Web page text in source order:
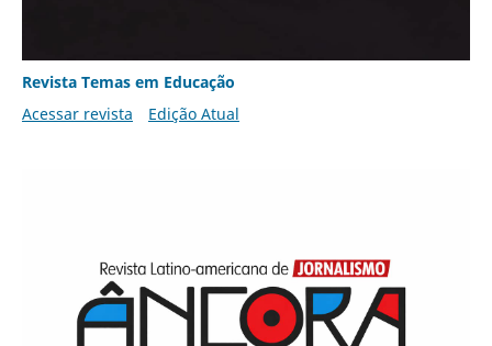
Revista Temas em Educação
Acessar revista
Edição Atual